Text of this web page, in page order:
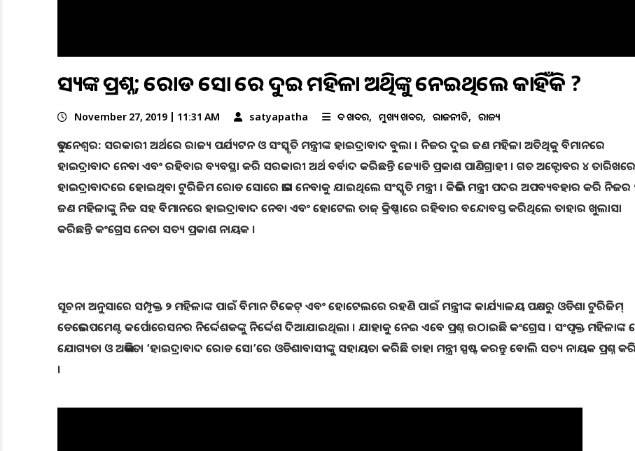
ସତ୍ୟଙ୍କ ପ୍ରଶ୍ନ; ରୋଡ ସୋ ରେ ଦୁଇ ମହିଳା ଅତିଥିଙ୍କୁ ନେଇଥିଲେ କାହିଁକି ?
November 27, 2019 | 11:31 AM satyapatha ବଡ ଖବର ମୁଖ୍ୟ ଖବର ରାଜନୀତି ରାଜ୍ୟ
ଭୁବନେଶ୍ୱର: ସରକାରୀ ଅର୍ଥରେ ରାଜ୍ୟ ପର୍ଯ୍ୟଟନ ଓ ସଂସ୍କୃତି ମନ୍ତ୍ରୀଙ୍କ ହାଇଦ୍ରାବାଦ ବୁଲା । ନିଜର ଦୁଇ ଜଣ ମହିଳା ଅତିଥିକୁ ବିମାନରେ
ହାଇଦ୍ରାବାଦ ନେବା ଏବଂ ରହିବାର ବ୍ୟବସ୍ଥା କରି ସରକାରୀ ଅର୍ଥ ବର୍ବାଦ କରିଛନ୍ତି ଜ୍ୟୋତି ପ୍ରକାଶ ପାଣିଗ୍ରାହୀ । ଗତ ଅକ୍ଟୋବର ୪ ତାରିଖରେ
ହାଇଦ୍ରାବାଦରେ ହୋଇଥିବା ଟୁରିଜିମ ରୋଡ ସୋରେ ଭାଗ ନେବାକୁ ଯାଇଥିଲେ ସଂସ୍କୃତି ମନ୍ତ୍ରୀ । କିଭଳି ମନ୍ତ୍ରୀ ପଦର ଅପବ୍ୟବହାର କରି ନିଜର
ଜଣ ମହିଳାଙ୍କୁ ନିଜ ସହ ବିମାନରେ ହାଇଦ୍ରାବାଦ ନେବା ଏବଂ ହୋଟେଲ ତାଜ୍ କ୍ରିଷ୍ଣାରେ ରହିବାର ବନ୍ଦୋବସ୍ତ କରିଥିଲେ ତାହାର ଖୁଲାସା
କରିଛନ୍ତି କଂଗ୍ରେସ ନେତା ସତ୍ୟ ପ୍ରକାଶ ନାୟକ ।
ସୂଚନା ଅନୁସାରେ ସମ୍ପୃକ୍ତ ୨ ମହିଳାଙ୍କ ପାଇଁ ବିମାନ ଟିକେଟ୍ ଏବଂ ହୋଟେଲରେ ରହଣି ପାଇଁ ମନ୍ତ୍ରୀଙ୍କ କାର୍ଯ୍ୟାଳୟ ପକ୍ଷରୁ ଓଡିଶା ଟୁରିଜିମ୍
ଡେଭେଲପମେଣ୍ଟ କର୍ପୋରେସନର ନିର୍ଦ୍ଦେଶକଙ୍କୁ ନିର୍ଦ୍ଦେଶ ଦିଆଯାଇଥିଲା । ଯାହାକୁ ନେଇ ଏବେ ପ୍ରଶ୍ନ ଉଠାଇଛି କଂଗ୍ରେସ । ସଂପୃକ୍ତ ମହିଳାଙ୍କ
ଯୋଗ୍ୟତା ଓ ଅଭିଜ୍ଞତା ‘ହାଇଦ୍ରାବାଦ ରୋଡ ସୋ’ରେ ଓଡିଶାବାସୀଙ୍କୁ ସହାୟତା କରିଛି ତାହା ମନ୍ତ୍ରୀ ସ୍ପଷ୍ଟ କରନ୍ତୁ ବୋଲି ସତ୍ୟ ନାୟକ ପ୍ରଶ୍ନ
।